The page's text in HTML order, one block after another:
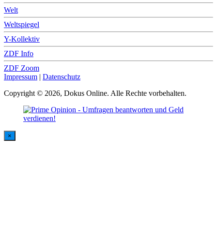
Welt
Weltspiegel
Y-Kollektiv
ZDF Info
ZDF Zoom
Impressum | Datenschutz
Copyright © 2026, Dokus Online. Alle Rechte vorbehalten.
×